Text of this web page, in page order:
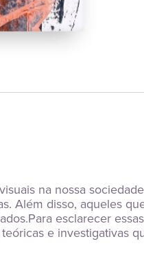
na nossa
Além disso, aqueles
esclarecer
e investigativas